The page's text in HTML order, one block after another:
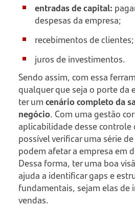
entradas de capital:
despesas da empresa;
recebimentos de clientes;
juros de investimentos.
Sendo assim, com essa
qualquer que seja o porte da
ter umcenário completo da
negócio. Com uma gestão
aplicabilidade desse controle
possível verificar uma série
podem afetar a empresa em
Dessa forma, ter uma boa
ajuda a identificar gaps e
fundamentais, sejam elas de
vendas.